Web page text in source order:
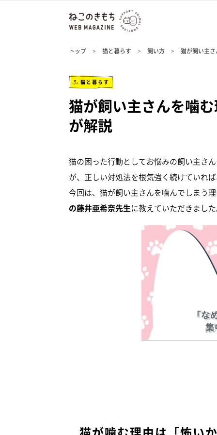
トップ 猫と暮らす 飼い方 猫が飼い主
猫と暮らす
猫が飼い主さんを噛
が解説
猫の困った行動としてお悩みの飼い主さ
が、正しい対処法を根気強く続けていれ
今回は、猫が飼い主さんを噛んでしまう
の藤井亜希奈先生に教えていただきまし